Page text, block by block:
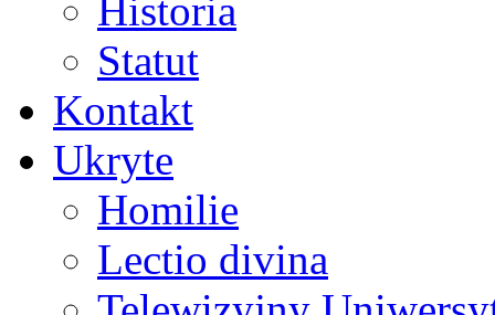
Historia
Statut
Kontakt
Ukryte
Homilie
Lectio divina